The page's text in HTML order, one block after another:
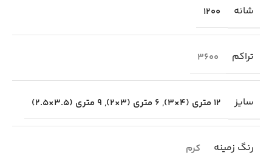
شانه 1200
تراکم 3600
سایز 12 متری (4×3) , 6 متری (3×2) , 9 متری (3.5×2.5)
رنگ زمینه کرم